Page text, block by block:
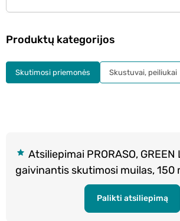
Atsiliepimai PRORASO, GREEN
gaivinantis skutimosi muilas, 150
Palikti atsiliepimą
Produktų kategorijos
Skutimosi priemonės Skustuvai, peiliukai